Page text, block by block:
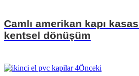
Camlı amerikan kapı
kentsel dönüşüm
Önceki